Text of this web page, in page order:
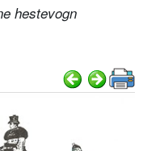
hestevogn